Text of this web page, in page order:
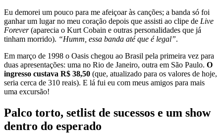
Eu demorei um pouco para me afeiçoar às canções; a banda só foi
ganhar um lugar no meu coração depois que assisti ao clipe de Live
Forever(aparecia o Kurt Cobain e outras personalidades que já
tinham morrido). “Humm, essa banda até que é legal”.
Em março de 1998 o Oasis chegou ao Brasil pela primeira vez para
duas apresentações: uma no Rio de Janeiro, outra em São Paulo. O
ingresso custava R$ 38,50 (que, atualizado para os valores de hoje,
seria cerca de 310 reais). E lá fui eu com meus amigos para mais
uma excursão!
Palco torto, setlist de sucessos e um show
dentro do esperado